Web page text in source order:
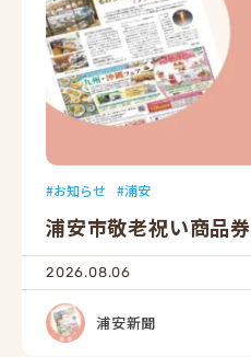
お知らせ 浦安
浦安市敬老祝い商品券
2026.08.06
浦安新聞